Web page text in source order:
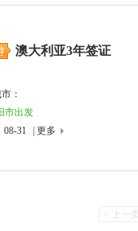
澳大利亚3年签证
：
市出发
08-31
| 更多
< 上一